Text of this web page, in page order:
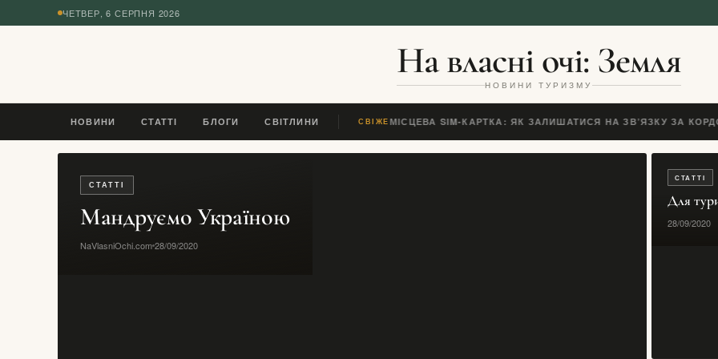
ЧЕТВЕР, 6 СЕРПНЯ 2026
На власні очі: Земля
НОВИНИ ТУРИЗМУ
НОВИНИ СТАТТІ БЛОГИ СВІТЛИНИ СВІЖЕ
◆ESIM, РОУМІНГ ЧИ МІСЦЕВА SIM-КАРТКА: ЯК ЗАЛИШАТИСЯ НА ЗВ’ЯЗКУ ЗА
СТАТТІ
Мандруємо Україною
NaVlasniOchi.com28/09/2020
СТАТТІ
Для
28/09/2020